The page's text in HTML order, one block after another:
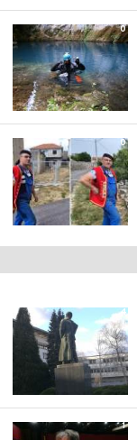
0
0
4
1